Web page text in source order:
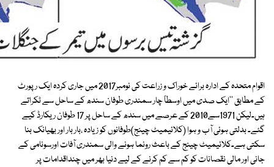
اقوام متحدہ کے ادارہ برائے خوراک و زراعت کی نومبر2017 میں جاری کردہ ایک رپورٹ
کے مطابق ''ایک صدی میں اوسطاً چار سمندری طوفان سندھ کے ساحل سے ٹکراتے
ہیں۔لیکن 1971سے2010 کے عرصے میں سندھ کے ساحل پر 17 طوفان ریکارڈ کیے
گئے۔ بدلتی ہوئی آب و ہوا (کلائیمیٹ چینج)طوفانوں کو زیادہ ،بار بار اور بھیانک بنا
سکتی ہے۔کلائیمیٹ چینج کے باعث رونما ہونے والی سمندری آفات اورسونامی کے
جانی اور مالی نقصانات کو کم سے کم کرنے کے لیے دنیا بھر میں چنداقدامات پر